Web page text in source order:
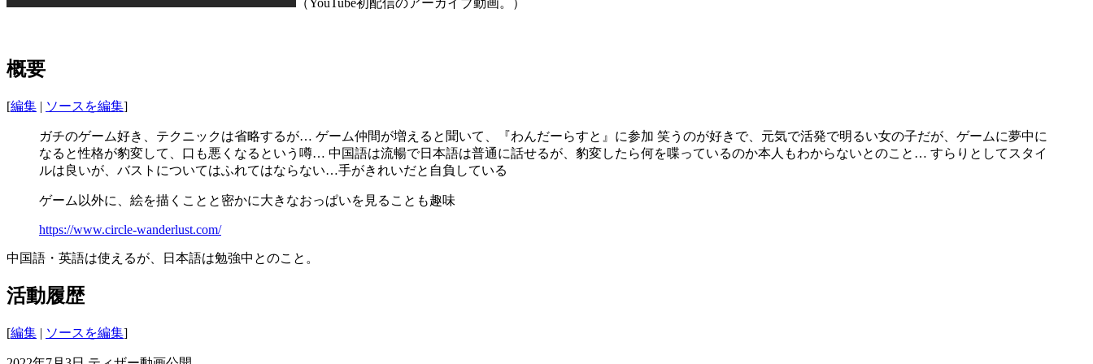
概要
[編集 | ソースを編集]
ガチのゲーム好き、テクニックは省略するが… ゲーム仲間が増えると聞いて、『わんだーらすと』に参加 笑うのが好きで、元気で活発で明るい女の子だが、ゲームに夢中に
なると性格が豹変して、口も悪くなるという噂… 中国語は流暢で日本語は普通に話せるが、豹変したら何を喋っているのか本人もわからないとのこと… すらりとしてスタイ
ルは良いが、バストについてはふれてはならない…手がきれいだと自負している
ゲーム以外に、絵を描くことと密かに大きなおっぱいを見ることも趣味
https://www.circle-wanderlust.com/
中国語・英語は使えるが、日本語は勉強中とのこと。
活動履歴
[編集 | ソースを編集]